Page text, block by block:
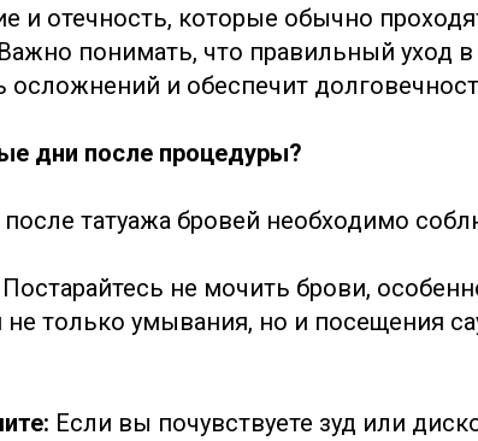
и отечность, которые обычно
понимать, что правильный уход в
и обеспечит
дни после процедуры?
татуажа бровей необходимо
Постарайтесь не мочить брови,
не только умывания, но и посещения
Если вы почувствуете зуд или